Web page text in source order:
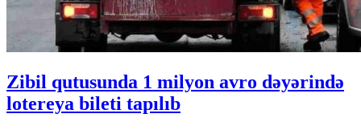
Zibil qutusunda 1 milyon avro dəyərində
lotereya bileti tapılıb